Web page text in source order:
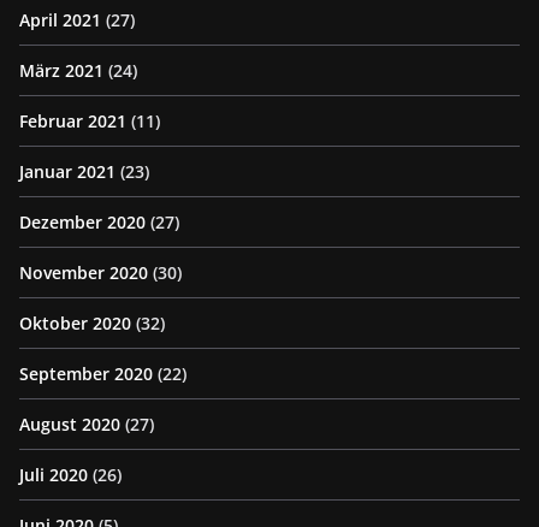
April 2021 (27)
März 2021 (24)
Februar 2021 (11)
Januar 2021 (23)
Dezember 2020 (27)
November 2020 (30)
Oktober 2020 (32)
September 2020 (22)
August 2020 (27)
Juli 2020 (26)